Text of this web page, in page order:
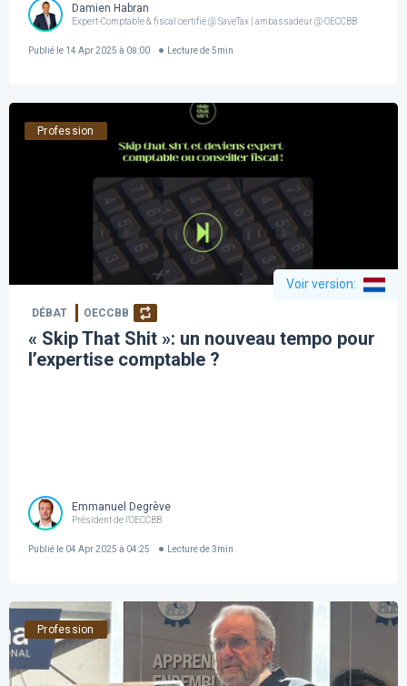
Damien Habran
Expert-Comptable & fiscal certifié @ SaveTax | ambassadeur @ OECCBB
Publié le 14 Apr 2025 à 08:00 Lecture de 5min
Profession
Voir version:
DÉBAT OECCBB
« Skip That Shit »: un nouveau tempo pour
l’expertise comptable ?
Emmanuel Degrève
Président de l'OECCBB
Publié le 04 Apr 2025 à 04:25 Lecture de 3min
Profession